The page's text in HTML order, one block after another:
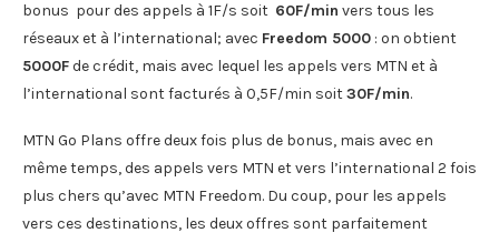
bonus pour des appels à 1F/s soit 60F/min vers tous les
réseaux et à l’international; avec Freedom 5000 : on obtient
5000Fde crédit, mais avec lequel les appels vers MTN et à
l’international sont facturés à 0,5F/min soit30F/min.
MTN Go Plans offre deux fois plus de bonus, mais avec en
même temps, des appels vers MTN et vers l’international 2 fois
plus chers qu’avec MTN Freedom. Du coup, pour les appels
vers ces destinations, les deux offres sont parfaitement